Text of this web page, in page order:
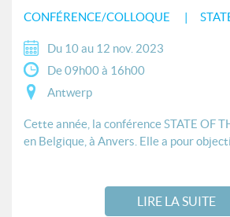
CONFÉRENCE/COLLOQUE
Du 10 au 12 nov. 2023
De 09h00 à 16h00
Antwerp
Cette année, la conférence STATE OF
en Belgique, à Anvers. Elle a pour objectif
LIRE LA SUITE